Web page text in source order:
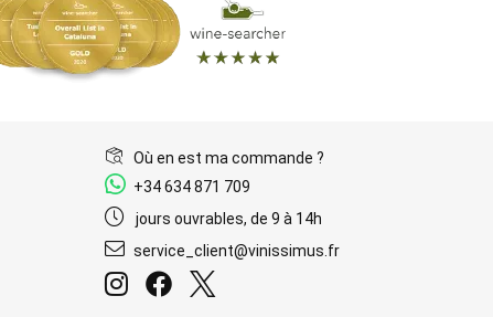
Où en est ma commande ?
+34 634 871 709
jours ouvrables, de 9 à 14h
service_client@vinissimus.fr